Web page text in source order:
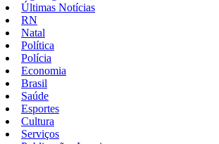
Últimas Notícias
RN
Natal
Política
Polícia
Economia
Brasil
Saúde
Esportes
Cultura
Serviços